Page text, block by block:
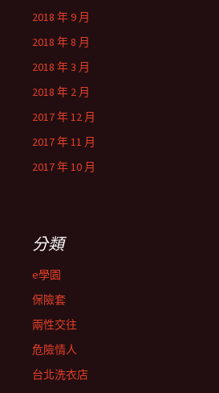
2018 年 9 月
2018 年 8 月
2018 年 3 月
2018 年 2 月
2017 年 12 月
2017 年 11 月
2017 年 10 月
分類
e學園
保險套
兩性交往
危險情人
台北洗衣店